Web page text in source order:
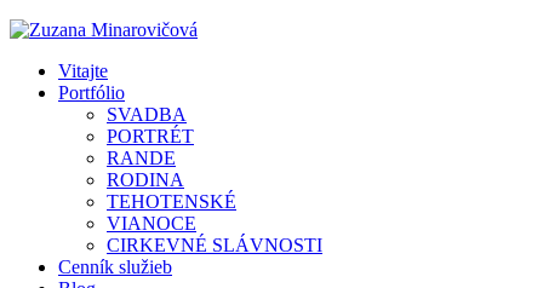
Vitajte
Portfólio
SVADBA
PORTRÉT
RANDE
RODINA
TEHOTENSKÉ
VIANOCE
CIRKEVNÉ SLÁVNOSTI
Cenník služieb